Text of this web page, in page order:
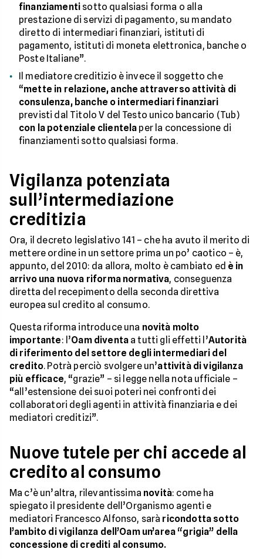
finanziamenti sotto qualsiasi forma o alla
prestazione di servizi di pagamento, su mandato
diretto di intermediari finanziari, istituti di
pagamento, istituti di moneta elettronica, banche o
Poste Italiane”.
Il mediatore creditizio è invece il soggetto che
“mette in relazione, anche attraverso attività di
consulenza, banche o intermediari finanziari
previsti dal Titolo V del Testo unico bancario (Tub)
con la potenziale clientela per la concessione di
finanziamenti sotto qualsiasi forma.
Vigilanza potenziata
sull’intermediazione
creditizia
Ora, il decreto legislativo 141 – che ha avuto il merito di
mettere ordine in un settore prima un po’ caotico – è,
appunto, del 2010: da allora, molto è cambiato ed è in
arrivo una nuova riforma normativa, conseguenza
diretta del recepimento della seconda direttiva
europea sul credito al consumo.
Questa riforma introduce una novità molto
importante: l’Oam diventa a tutti gli effetti l’Autorità
di riferimento del settore degli intermediari del
credito. Potrà perciò svolgere un’attività di vigilanza
più efficace, “grazie” – si legge nella nota ufficiale –
“all’estensione dei suoi poteri nei confronti dei
collaboratori degli agenti in attività finanziaria e dei
mediatori creditizi”.
Nuove tutele per chi accede al
credito al consumo
Ma c’è un’altra, rilevantissima novità: come ha
spiegato il presidente dell’Organismo agenti e
mediatori Francesco Alfonso, sarà ricondotta sotto
l’ambito di vigilanza dell’Oam un’area “grigia” della
concessione di crediti al consumo.